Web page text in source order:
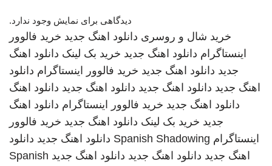
دیدگاهی برای نمایش وجود ندارد.
خرید شال و روسری دانلود اهنگ جدید خرید فالوور
اینستاگرام دانلود اهنگ جدید خرید بک لینک دانلود اهنگ
جدید دانلود اهنگ جدید خرید فالوور اینستاگرام دانلود
اهنگ جدید دانلود اهنگ جدید دانلود اهنگ جدید دانلود اهنگ
دانلود اهنگ جدید خرید فالوور اینستاگرام دانلود اهنگ
جدید خرید بک لینک دانلود اهنگ جدید خرید فالوور
اینستاگرام Spanish Shadowing دانلود اهنگ جدید دانلود
اهنگ جدید دانلود اهنگ جدید دانلود اهنگ جدید Spanish